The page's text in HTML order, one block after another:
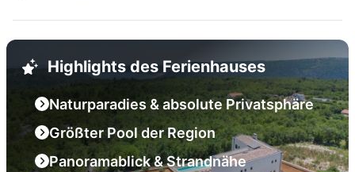
Highlights des Ferienhauses
Naturparadies & absolute Privatsphäre
Größter Pool der Region
Panoramablick & Strandnähe